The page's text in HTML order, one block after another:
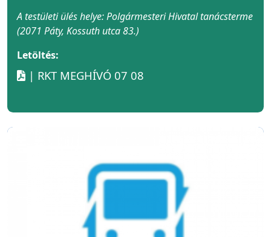
A testületi ülés helye: Polgármesteri Hivatal tanácsterme
(2071 Páty, Kossuth utca 83.)
Letöltés:
| RKT MEGHÍVÓ 07 08